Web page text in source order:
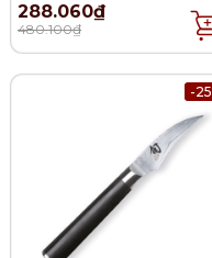
288.060₫
480.100₫
-